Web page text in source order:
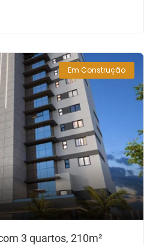
Em Construção
3 quartos, 210m²